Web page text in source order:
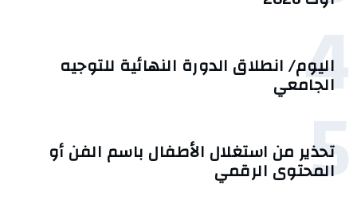
4
اليوم/ انطلاق الدورة النهائية للتوجيه
الجامعي
5
تحذير من استغلال الأطفال باسم الفن أو
المحتوى الرقمي